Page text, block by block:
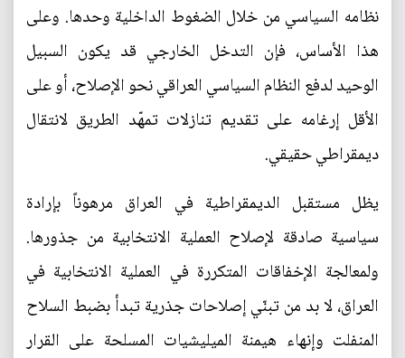
نظامه السياسي من خلال الضغوط الداخلية وحدها. وعلى
هذا الأساس، فإن التدخل الخارجي قد يكون السبيل
الوحيد لدفع النظام السياسي العراقي نحو الإصلاح، أو على
الأقل إرغامه على تقديم تنازلات تمهّد الطريق لانتقال
ديمقراطي حقيقي.
يظل مستقبل الديمقراطية في العراق مرهوناً بإرادة
سياسية صادقة لإصلاح العملية الانتخابية من جذورها.
ولمعالجة الإخفاقات المتكررة في العملية الانتخابية في
العراق، لا بد من تبنّي إصلاحات جذرية تبدأ بضبط السلاح
المنفلت وإنهاء هيمنة الميليشيات المسلحة على القرار